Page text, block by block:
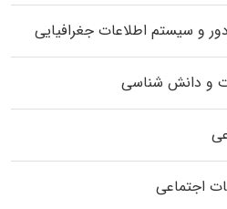
و سیستم اطلاعات جغرافیایی
و دانش شناسی
اجتماعی